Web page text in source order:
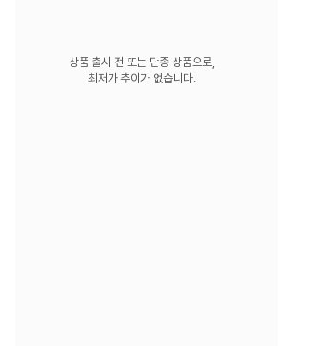
상품 출시 전 또는 단종 상품으로,
최저가 추이가 없습니다.